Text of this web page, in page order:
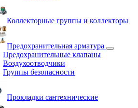
Коллекторные группы и коллекторы
Предохранительная арматура
Предохранительные клапаны
Воздухоотводчики
Группы безопасности
Прокладки сантехнические